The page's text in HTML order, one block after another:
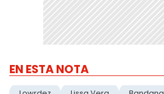
EN ESTA NOTA